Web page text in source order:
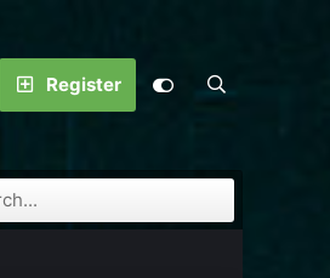
Register